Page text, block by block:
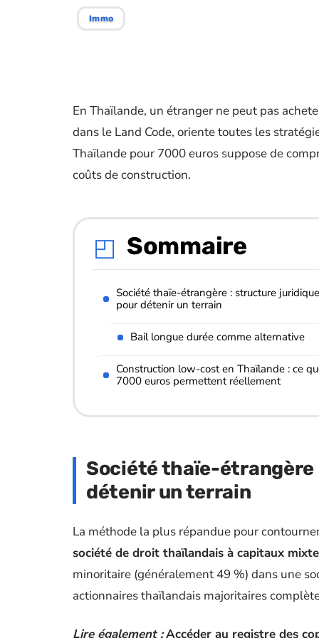
Immo
En Thaïlande, un étranger ne peut pas
dans le Land Code, oriente toutes les
Thaïlande pour 7000 euros suppose de
coûts de construction.
Sommaire
Société thaïe-étrangère : structure juridique
pour détenir un terrain
Bail longue durée comme alternative
Construction low-cost en Thaïlande : ce
7000 euros permettent réellement
Société thaïe-
détenir un terrain
La méthode la plus répandue pour
société de droit thaïlandais à capitaux
minoritaire (généralement 49 %) dans une
actionnaires thaïlandais majoritaires
Lire également :Accéder au registre des